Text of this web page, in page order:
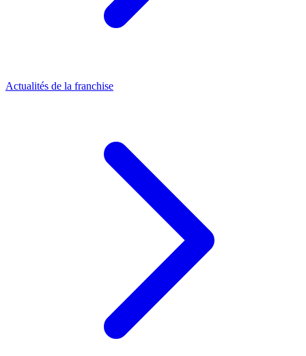
Actualités de la franchise